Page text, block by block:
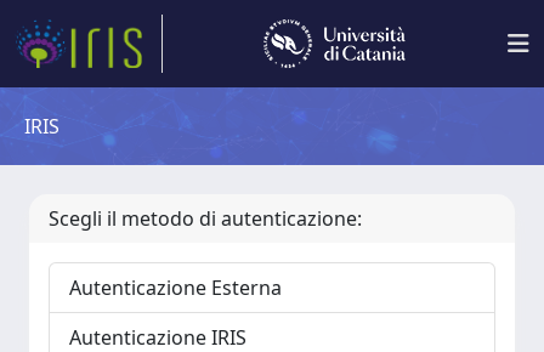
IRIS
Scegli il metodo di autenticazione:
Autenticazione Esterna
Autenticazione IRIS